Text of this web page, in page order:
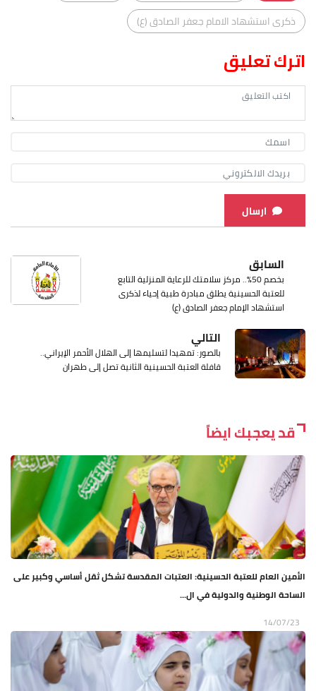
ذكرى استشهاد الامام جعفر الصادق (ع)
اترك تعليق
ارسال
السابق
بخصم 50%.. مركز سلامتك للرعاية المنزلية التابع
للعتبة الحسينية يطلق مبادرة طبية إحياء لذكرى
استشهاد الإمام جعفر الصادق (ع)
التالي
بالصور: تمهيدا لتسليمها إلى الهلال الأحمر الإيراني..
قافلة العتبة الحسينية الثانية تصل إلى طهران
قد يعجبك ايضاً
الأمين العام للعتبة الحسينية: العتبات المقدسة تشكل ثقل أساسي وكبير على
الساحة الوطنية والدولية في ال...
14/07/23